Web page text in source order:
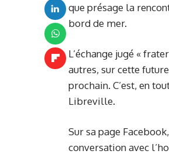
que présage la
bord de mer.
L’échange jugé «
autres, sur cette
prochain. C’est, en
Libreville.
Sur sa page
conversation avec